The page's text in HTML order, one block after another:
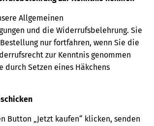
Allgemeinen
und die Widerrufsbelehrung. Sie
nur fortfahren, wenn Sie die
zur Kenntnis genommen
durch Setzen eines Häkchens
Button „Jetzt kaufen“ klicken, senden